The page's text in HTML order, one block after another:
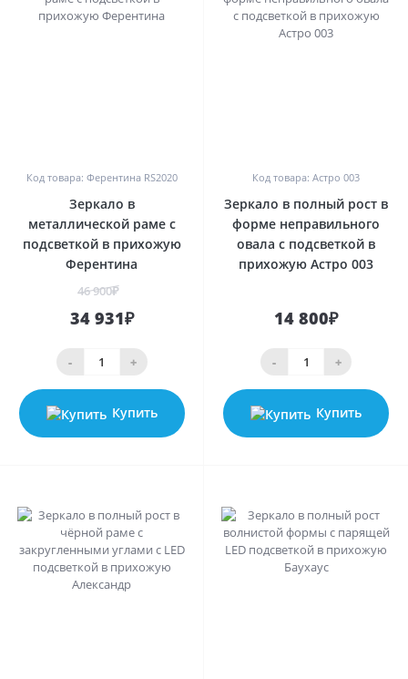
Код товара: Ферентина RS2020
Зеркало в
металлической раме с
подсветкой в прихожую
Ферентина
46 900₽
34 931₽
- +
Купить
Код товара: Астро 003
Зеркало в полный рост в
форме неправильного
овала с подсветкой в
прихожую Астро 003
14 800₽
- +
Купить